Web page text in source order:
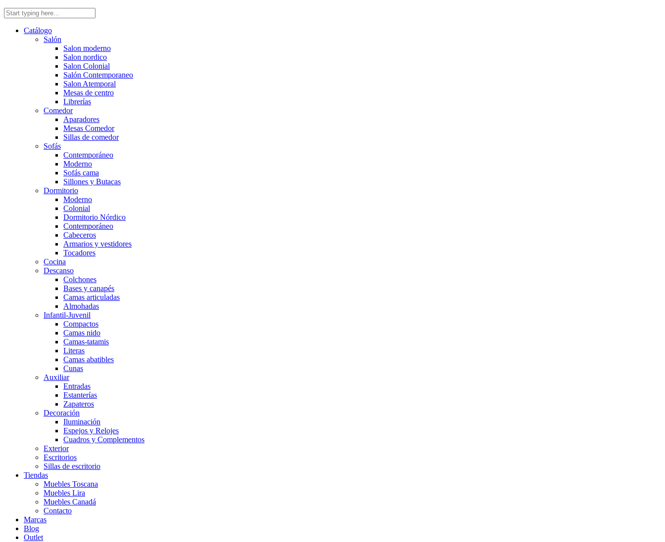
Catálogo
Salón
Salon moderno
Salon nordico
Salon Colonial
Salón Contemporaneo
Salon Atemporal
Mesas de centro
Librerías
Comedor
Aparadores
Mesas Comedor
Sillas de comedor
Sofás
Contemporáneo
Moderno
Sofás cama
Sillones y Butacas
Dormitorio
Moderno
Colonial
Dormitorio Nórdico
Contemporáneo
Cabeceros
Armarios y vestidores
Tocadores
Cocina
Descanso
Colchones
Bases y canapés
Camas articuladas
Almohadas
Infantil-Juvenil
Compactos
Camas nido
Camas-tatamis
Literas
Camas abatibles
Cunas
Auxiliar
Entradas
Estanterías
Zapateros
Decoración
Iluminación
Espejos y Relojes
Cuadros y Complementos
Exterior
Escritorios
Sillas de escritorio
Tiendas
Muebles Toscana
Muebles Lira
Muebles Canadá
Contacto
Marcas
Blog
Outlet